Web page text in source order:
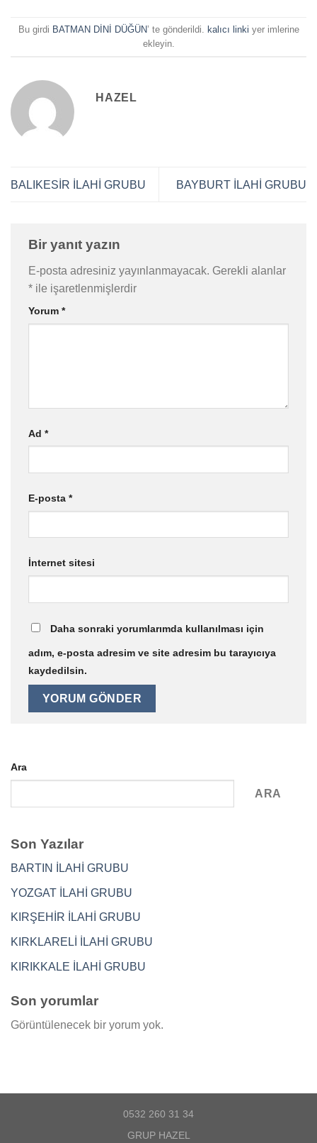
Bu girdi BATMAN DİNİ DÜĞÜN’ te gönderildi. kalıcı linki yer imlerine
ekleyin.
HAZEL
BALIKESİR İLAHİ GRUBU BAYBURT İLAHİ GRUBU
Bir yanıt yazın
E-posta adresiniz yayınlanmayacak. Gerekli alanlar
* ile işaretlenmişlerdir
Yorum *
Ad *
E-posta *
İnternet sitesi
Daha sonraki yorumlarımda kullanılması için
adım, e-posta adresim ve site adresim bu tarayıcıya
kaydedilsin.
Ara
ARA
Son Yazılar
BARTIN İLAHİ GRUBU
YOZGAT İLAHİ GRUBU
KIRŞEHİR İLAHİ GRUBU
KIRKLARELİ İLAHİ GRUBU
KIRIKKALE İLAHİ GRUBU
Son yorumlar
Görüntülenecek bir yorum yok.
0532 260 31 34
GRUP HAZEL